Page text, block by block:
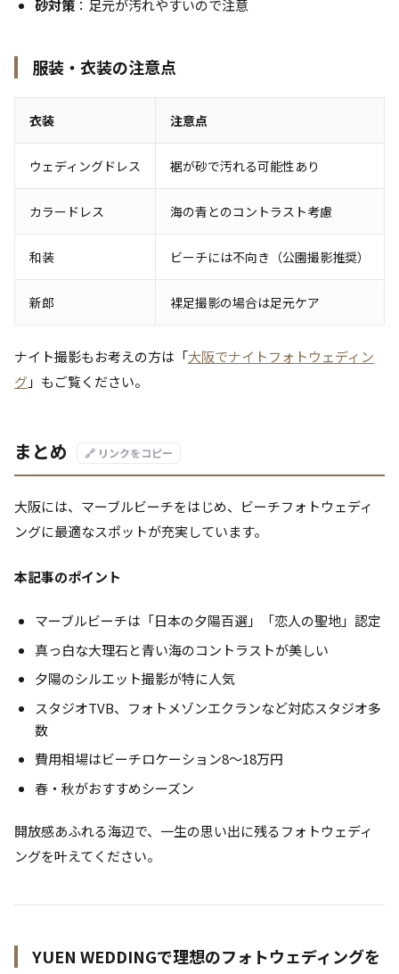
砂対策：足元が汚れやすいので注意
服装・衣装の注意点
衣装 注意点
ウェディングドレス 裾が砂で汚れる可能性あり
カラードレス 海の青とのコントラスト考慮
和装 ビーチには不向き（公園撮影推奨）
新郎 裸足撮影の場合は足元ケア
ナイト撮影もお考えの方は「大阪でナイトフォトウェディン
グ」もご覧ください。
まとめ 🔗 リンクをコピー
大阪には、マーブルビーチをはじめ、ビーチフォトウェディ
ングに最適なスポットが充実しています。
本記事のポイント
マーブルビーチは「日本の夕陽百選」「恋人の聖地」認定
真っ白な大理石と青い海のコントラストが美しい
夕陽のシルエット撮影が特に人気
スタジオTVB、フォトメゾンエクランなど対応スタジオ多
数
費用相場はビーチロケーション8〜18万円
春・秋がおすすめシーズン
開放感あふれる海辺で、一生の思い出に残るフォトウェディ
ングを叶えてください。
YUEN WEDDINGで理想のフォトウェディングを